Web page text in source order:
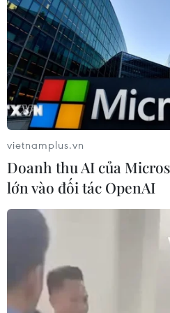
Trung Quốc vận hành giàn
gió nổi đầu tiên chịu được
06/08/2026 11:20
Israel thử nghiệm tên lửa
lúc căng thẳng khu vực leo
06/08/2026 11:17
Hàn Quốc xác nhận Triều
phóng ít nhất 1 tên lửa đạn
06/08/2026 09:41
vietnamplus.vn
Doanh thu AI của
lớn vào đối tác OpenAI